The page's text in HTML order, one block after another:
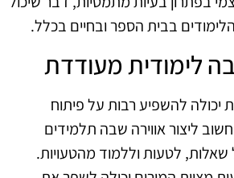
בבית הספר ובחיים בכלל.
לימודית מעודדת
יכולה להשפיע רבות על פיתוח
ליצור אווירה שבה תלמידים
שאלות, לטעות וללמוד מהטעויות.